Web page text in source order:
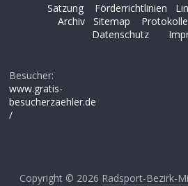
Satzung Förderrichtlinien
Archiv
Sitemap Protokolle
Datenschutz
Besucher:
www.gratis-
besucherzaehler.de
/
Copyright © 2026 Radsport-Bezirk-